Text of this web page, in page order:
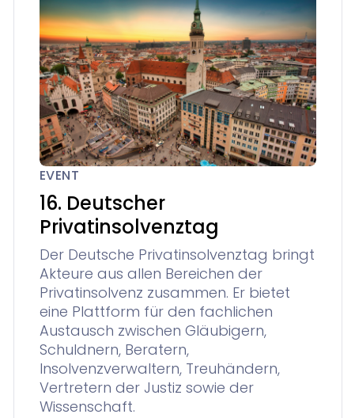
EVENT
16. Deutscher
Privatinsolvenztag
Der Deutsche Privatinsolvenztag bringt
Akteure aus allen Bereichen der
Privatinsolvenz zusammen. Er bietet
eine Plattform für den fachlichen
Austausch zwischen Gläubigern,
Schuldnern, Beratern,
Insolvenzverwaltern, Treuhändern,
Vertretern der Justiz sowie der
Wissenschaft.